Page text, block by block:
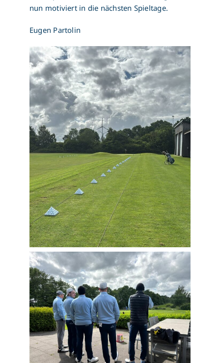
nun motiviert in die nächsten Spieltage.
Eugen Partolin